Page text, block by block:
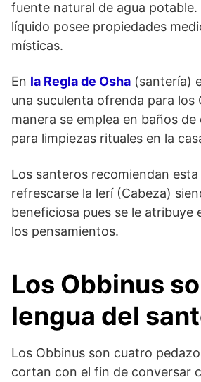
fuente natural de agua potable.
líquido posee propiedades
místicas.
En la Regla de Osha (santería)
una suculenta ofrenda para los
manera se emplea en baños
para limpiezas rituales en la
Los santeros recomiendan esta
refrescarse la lerí (Cabeza)
beneficiosa pues se le atribuye
los pensamientos.
Los Obbinus
lengua del
Los Obbinus son cuatro
cortan con el fin de conversar